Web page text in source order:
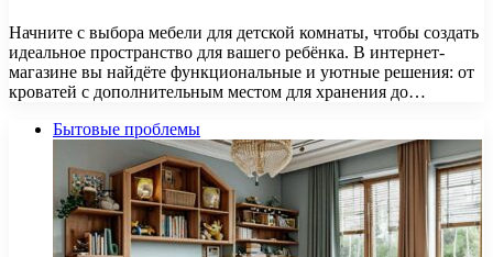
Начните с выбора мебели для детской комнаты, чтобы создать
идеальное пространство для вашего ребёнка. В интернет-
магазине вы найдёте функциональные и уютные решения: от
кроватей с дополнительным местом для хранения до…
Бытовые проблемы